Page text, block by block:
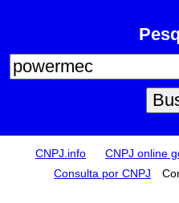
CNPJ.info CNPJ online
Consulta por CNPJ